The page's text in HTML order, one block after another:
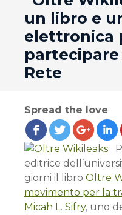
un libro e
elettronica
Rete
Spread the love
editrice
giorni il libro Oltre
movimento per la
Micah L. Sifry, uno